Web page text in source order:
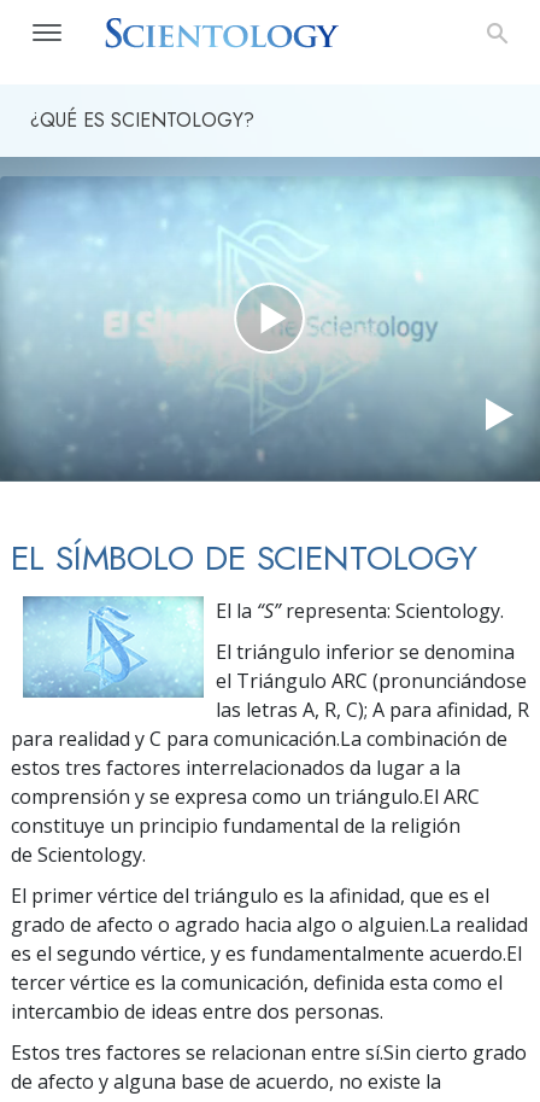
¿QUÉ ES SCIENTOLOGY?
EL SÍMBOLO DE SCIENTOLOGY
El la “S”representa: Scientology.
El triángulo inferior se denomina
el Triángulo ARC (pronunciándose
las letras A, R, C); A para afinidad, R
para realidad y C para comunicación.La combinación de
estos tres factores interrelacionados da lugar a la
comprensión y se expresa como un triángulo.El ARC
constituye un principio fundamental de la religión
de Scientology.
El primer vértice del triángulo es la afinidad, que es el
grado de afecto o agrado hacia algo o alguien.La realidad
es el segundo vértice, y es fundamentalmente acuerdo.El
tercer vértice es la comunicación, definida esta como el
intercambio de ideas entre dos personas.
Estos tres factores se relacionan entre sí.Sin cierto grado
de afecto y alguna base de acuerdo, no existe la